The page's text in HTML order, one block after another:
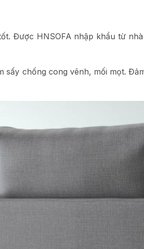
Được HNSOFA nhập khẩu từ
chống cong vênh, mối mọt.